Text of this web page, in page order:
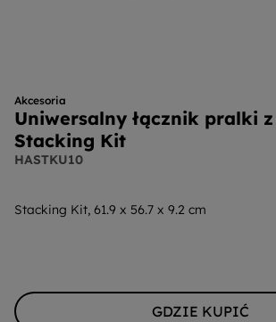
Akcesoria
Uniwersalny łącznik pralki
Stacking Kit
HASTKU10
Stacking Kit, 61.9 x 56.7 x 9.2 cm
GDZIE KUPIĆ